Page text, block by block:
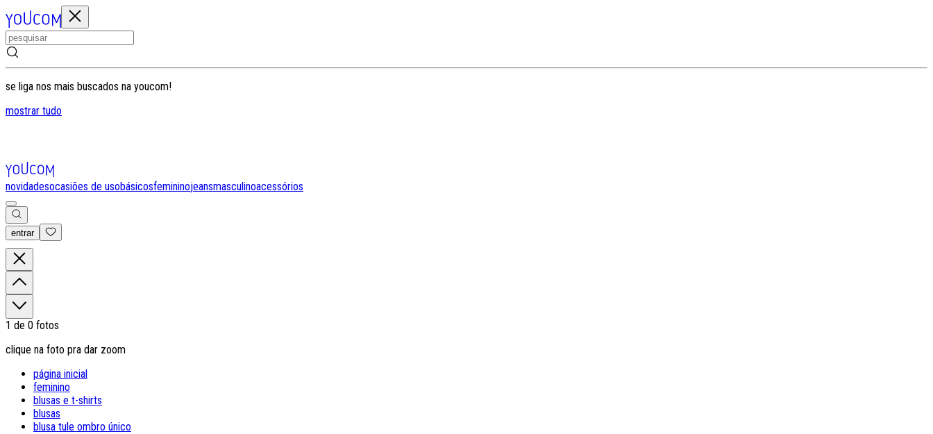
se liga nos mais buscados na youcom!
mostrar tudo
novidadesocasiões de usobásicosfemininojeansmasculinoacessórios
entrar
1 de 0 fotos
clique na foto pra dar zoom
página inicial
feminino
blusas e t-shirts
blusas
blusa tule ombro único